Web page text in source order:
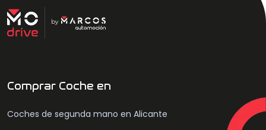
Comprar Coche en
Coches de segunda mano en Alicante